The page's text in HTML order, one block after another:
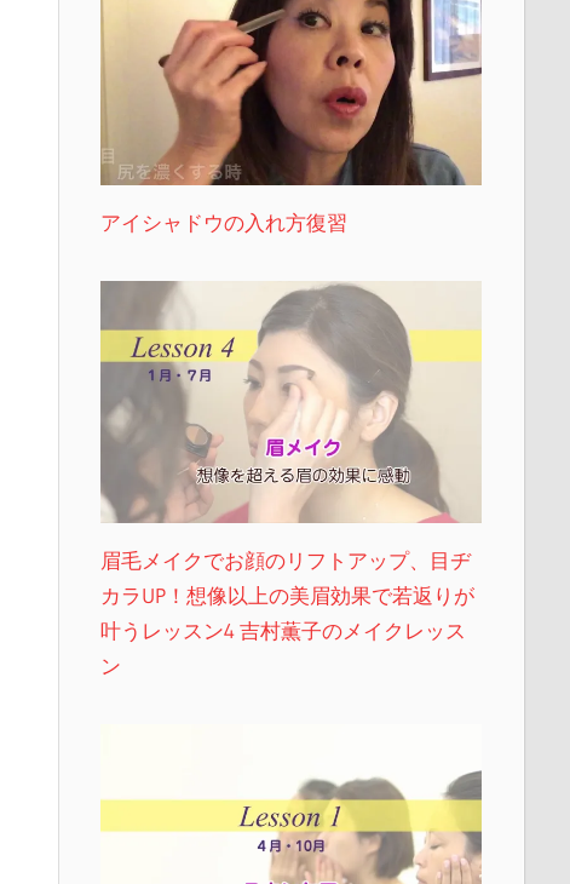
アイシャドウの入れ方復習
眉毛メイクでお顔のリフトアップ、目ヂ
カラUP！想像以上の美眉効果で若返りが
叶うレッスン4 吉村薫子のメイクレッス
ン